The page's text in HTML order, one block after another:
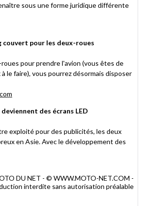
sous une forme juridique différente
couvert pour les deux-roues
pour prendre l'avion (vous êtes de
le faire), vous pourrez désormais disposer
des écrans LED
exploité pour des publicités, les deux
en Asie. Avec le développement des
DU NET - © WWW.MOTO-NET.COM -
interdite sans autorisation préalable